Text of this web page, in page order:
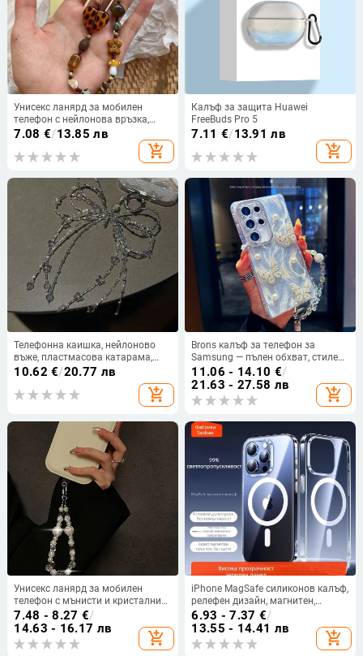
Унисекс ланярд за мобилен
телефон с нейлонова връзка,
геометрична керамична висулка,
индивидуално опакован
7.08 €/13.85 лв
add_shopping_cart
Калъф за защита Huawei
FreeBuds Pro 5
7.11 €/13.91 лв
add_shopping_cart
Телефонна каишка, нейлоново
въже, пластмасова катарама,
геометрична керамична висулка,
10.62 €/20.77 лв
add_shopping_cart
Brons калъф за телефон за
Samsung — пълен обхват, стилен
и креативен дизайн, TPU
материал, удароустойчив
11.06 - 14.10 €/
21.63 - 27.58 лв
add_shopping_cart
Унисекс ланярд за мобилен
телефон с мънисти и кристални
декорации, ръчна изработка;
пластмасов материал,
найлонова връзка, метална
закопчалка
7.48 - 8.27 €/
14.63 - 16.17 лв
add_shopping_cart
iPhone MagSafe силиконов калъф,
релефен дизайн, магнитен,
удароустойчив и устойчив на
падане
6.93 - 7.37 €/
13.55 - 14.41 лв
add_shopping_cart